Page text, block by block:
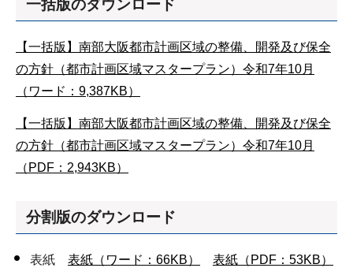
一括版のダウンロード
【一括版】南部大阪都市計画区域の整備、開発及び保全
の方針（都市計画区域マスタープラン）令和7年10月
（ワード：9,387KB）
【一括版】南部大阪都市計画区域の整備、開発及び保全
の方針（都市計画区域マスタープラン）令和7年10月
（PDF：2,943KB）
分割版のダウンロード
表紙 表紙（ワード：66KB） 表紙（PDF：53KB）